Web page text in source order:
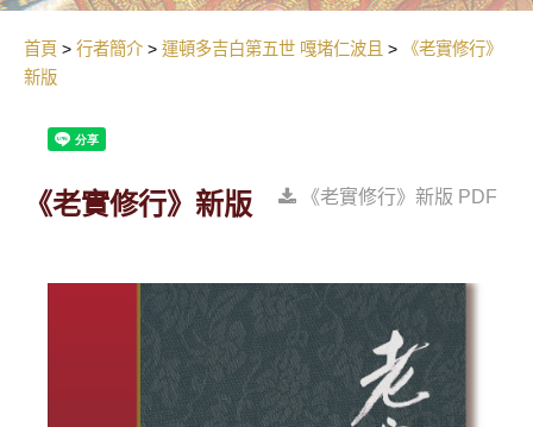
首頁 行者簡介 運頓多吉白第五世 嘎堵仁波且
《老實修行》
新版
《老實修行》新版 《老實修行》新版 PDF